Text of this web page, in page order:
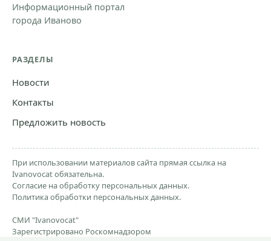
Информационный портал
города Иваново
РАЗДЕЛЫ
Новости
Контакты
Предложить новость
При использовании материалов сайта прямая ссылка на
Ivanovocat обязательна.
Согласие на обработку персональных данных.
Политика обработки персональных данных.
СМИ "Ivanovocat"
Зарегистрировано Роскомнадзором